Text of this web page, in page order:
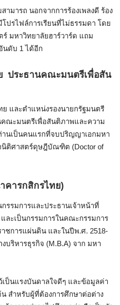
ามารถ นอกจากการร้องเพลงดี ร้อง
ปรไฟล์การเรียนที่ไม่ธรรมดา โดย
มหาวิทยาลัยฮาร์วาร์ด แถม
นดับ 1 ได้อีก
ประธานคณะมนตรีเพื่อสัน
และตำแหน่งรองนายกรัฐมนตรี
ณะมนตรีเพื่อสันติภาพและความ
านเป็นคนแรกที่จบปริญญาเอกมหา
นิติศาสตร์ดุษฎีบัณฑิต (Doctor of
คารกสิกรไทย)
รรมการและประธานเจ้าหน้าที่
ละเป็นกรรมการในคณะกรรมการ
ชการแผ่นดิน และในปีพ.ศ. 2518-
บริหารธุรกิจ (M.B.A) จาก มหา
ป็นแรงบันดาลใจดีๆ และข้อมูลค่า
สำหรับผู้ที่ต้องการศึกษาต่อต่าง